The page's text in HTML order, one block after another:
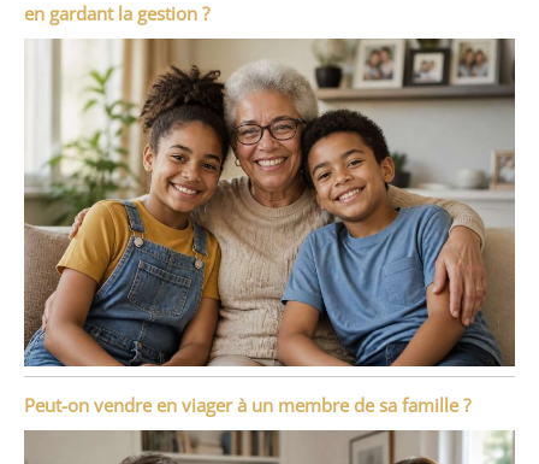
en gardant la gestion ?
Peut-on vendre en viager à un membre de sa famille ?